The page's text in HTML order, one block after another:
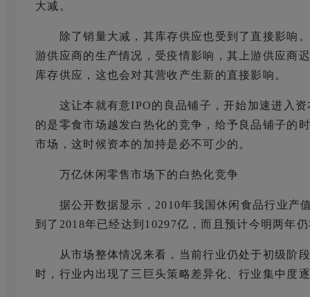
大减。
除了销量大减，其库存供应也受到了直接影响。
游供应商的生产情况，受疫情影响，其上游供应商
库存供应，这也会对其营收产生新的直接影响。
这让本就有意IPO的良品铺子，开始加速进入资
的是零食市场越发白热化的竞争，给予良品铺子的
市场，这时候资本的加持是必不可少的。
万亿休闲零售市场下的白热化竞争
据公开数据显示，2010年我国休闲食品行业产值
到了2018年已经达到10297亿，而且预计今明两年
从市场整体情况来看，当前行业仍处于初级阶段
时，行业内出现了三巨头策略差异化、行业集中度